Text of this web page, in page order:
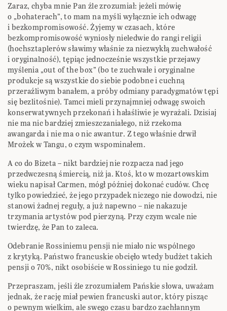
Zaraz, chyba mnie Pan źle zrozumiał: jeżeli mówię
o „bohaterach”, to mam na myśli wyłącznie ich odwagę
i bezkompromisowość. Żyjemy w czasach, które
bezkompromisowość wyniosły nieledwie do rangi religii
(hochsztaplerów sławimy właśnie za niezwykłą zuchwałość
i oryginalność), tępiąc jednocześnie wszystkie przejawy
myślenia „out of the box” (bo te zuchwałe i oryginalne
produkcje są wszystkie do siebie podobne i cuchną
przeraźliwym banałem, a próby odmiany paradygmatów tępi
się bezlitośnie). Tamci mieli przynajmniej odwagę swoich
konserwatywnych przekonań i hałaśliwie je wyrażali. Dzisiaj
nie ma nic bardziej zmieszczaniałego, niż rzekoma
awangarda i nie ma o nic awantur. Z tego właśnie drwił
Mrożek w Tangu, o czym wspominałem.
A co do Bizeta – nikt bardziej nie rozpacza nad jego
przedwczesną śmiercią, niż ja. Ktoś, kto w mozartowskim
wieku napisał Carmen, mógł później dokonać cudów. Chcę
tylko powiedzieć, że jego przypadek niczego nie dowodzi, nie
stanowi żadnej reguły, a już napewno – nie nakazuje
trzymania artystów pod pierzyną. Przy czym wcale nie
twierdzę, że Pan to zaleca.
Odebranie Rossiniemu pensji nie miało nic wspólnego
z krytyką. Państwo francuskie obcięło wtedy budżet takich
pensji o 70%, nikt osobiście w Rossiniego tu nie godził.
Przepraszam, jeśli źle zrozumiałem Pańskie słowa, uważam
jednak, że rację miał pewien francuski autor, który pisząc
o pewnym wielkim, ale swego czasu bardzo zachłannym